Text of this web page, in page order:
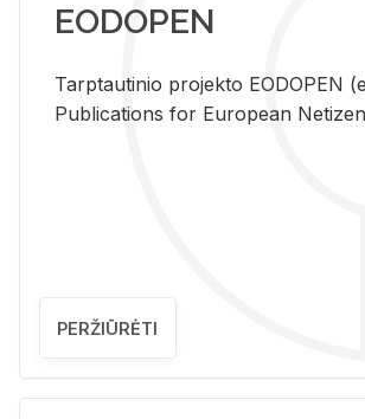
EODOPEN
Tarp­tau­ti­nio pro­jek­to EO­DO­PEN
Pub­li­ca­tions for Eu­ro­pe­an
PERŽIŪRĖTI